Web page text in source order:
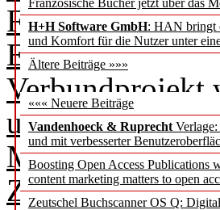
Französische Bücher jetzt über das
H+H Software GmbH: HAN bringt
und Komfort für die Nutzer unter
Ältere Beiträge »»»
««« Neuere Beiträge
Vandenhoeck & Ruprecht
und mit verbesserter
Boosting Open Access Publications
content marketing matters to open
Zeutschel Buchscanner OS Q:
Empfehlungen
Verbundprojekt
untersucht,
Maßnahmen